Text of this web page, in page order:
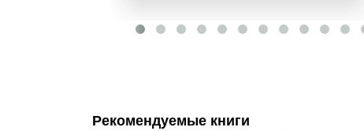
Рекомендуемые книги